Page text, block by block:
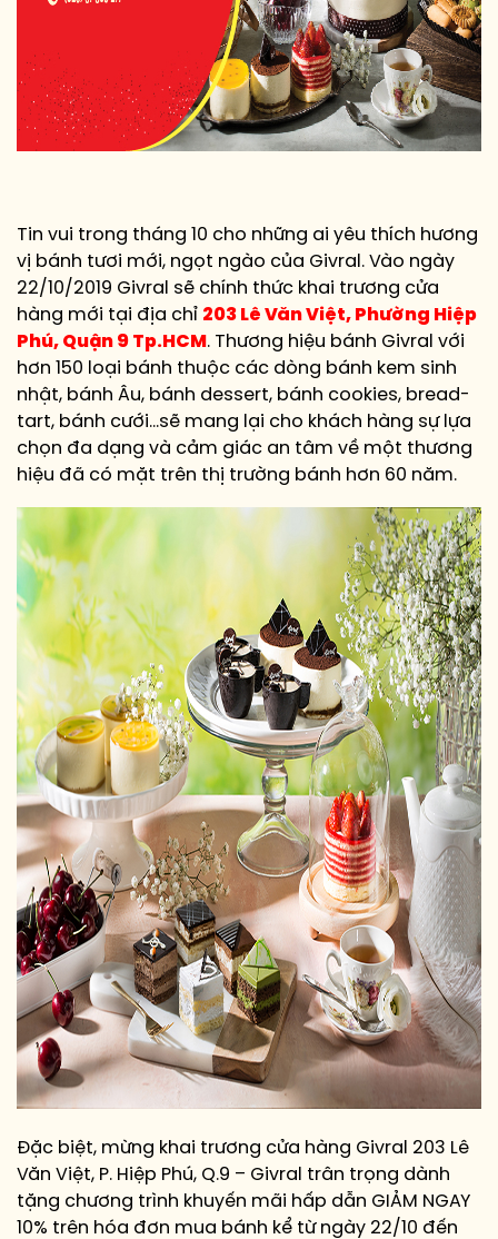
Tin vui trong tháng 10 cho những ai yêu thích hương
vị bánh tươi mới, ngọt ngào của Givral. Vào ngày
22/10/2019 Givral sẽ chính thức khai trương cửa
hàng mới tại địa chỉ 203 Lê Văn Việt, Phường Hiệp
Phú, Quận 9 Tp.HCM . Thương hiệu bánh Givral với
hơn 150 loại bánh thuộc các dòng bánh kem sinh
nhật, bánh Âu, bánh dessert, bánh cookies, bread-
tart, bánh cưới…sẽ mang lại cho khách hàng sự lựa
chọn đa dạng và cảm giác an tâm về một thương
hiệu đã có mặt trên thị trường bánh hơn 60 năm.
Đặc biệt, mừng khai trương cửa hàng Givral 203 Lê
Văn Việt, P. Hiệp Phú, Q.9 – Givral trân trọng dành
tặng chương trình khuyến mãi hấp dẫn GIẢM NGAY
10% trên hóa đơn mua bánh kể từ ngày 22/10 đến